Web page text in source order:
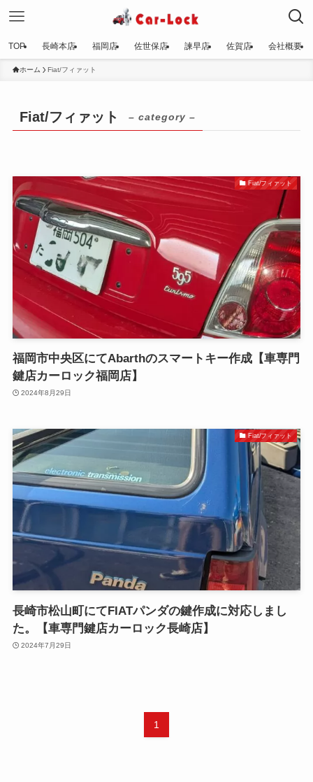
TOP 長崎本店 福岡店 佐世保店 諫早店 佐賀店 会社概要
ホーム Fiat/フィァット
Fiat/フィァット – category –
Fiat/フィァット
福岡市中央区にてAbarthのスマートキー作成【車専門
鍵店カーロック福岡店】
2024年8月29日
Fiat/フィァット
長崎市松山町にてFIATパンダの鍵作成に対応しまし
た。【車専門鍵店カーロック長崎店】
2024年7月29日
1